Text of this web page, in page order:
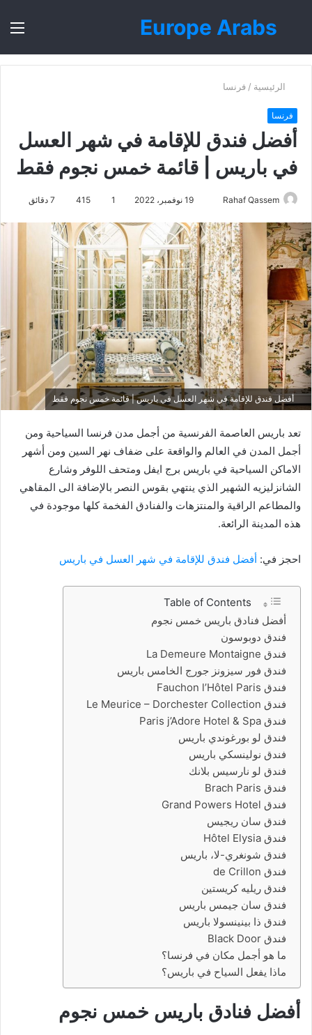
Europe Arabs
بحث
الرئيسية / فرنسا
فرنسا
أفضل فندق للإقامة في شهر العسل
في باريس | قائمة خمس نجوم فقط
Rahaf Qassem
إلكترونيا
19 نوفمبر، 2022 1
415
أفضل فندق للإقامة في شهر العسل في باريس | قائمة خمس نجوم فقط
تعد باريس العاصمة الفرنسية من أجمل مدن فرنسا السياحية ومن
أجمل المدن في العالم والواقعة على ضفاف نهر السين ومن أشهر
الاماكن السياحية في باريس برج ايفل ومتحف اللوفر وشارع
الشانزليزيه الشهير الذي ينتهي بقوس النصر بالإضافة الى المقاهي
والمطاعم الراقية والمنتزهات والفنادق الفخمة كلها موجودة في
هذه المدينة الرائعة.
احجز في: أفضل فندق للإقامة في شهر العسل في باريس
Table of Contents
أفضل فنادق باريس خمس نجوم
فندق دوبوسون
فندق La Demeure Montaigne
فندق فور سيزونز جورج الخامس باريس
فندق Fauchon l’Hôtel Paris
فندق Le Meurice – Dorchester Collection
فندق Paris j’Adore Hotel & Spa
فندق لو بورغوندي باريس
فندق نولينسكي باريس
فندق لو نارسيس بلانك
فندق Brach Paris
فندق Grand Powers Hotel
فندق سان ريجيس
فندق Hôtel Elysia
فندق شونغري-لا، باريس
فندق de Crillon
فندق ريليه كريستين
فندق سان جيمس باريس
فندق ذا بينينسولا باريس
فندق Black Door
ما هو أجمل مكان في فرنسا؟
ماذا يفعل السياح في باريس؟
أفضل فنادق باريس خمس نجوم